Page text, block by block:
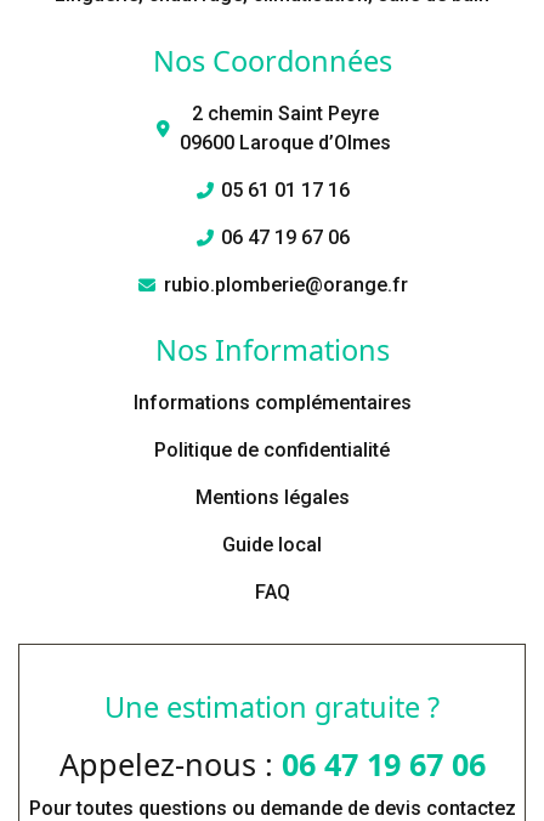
Nos Coordonnées
2 chemin Saint Peyre
09600 Laroque d’Olmes
05 61 01 17 16
06 47 19 67 06
rubio.plomberie@orange.fr
Nos Informations
Informations complémentaires
Politique de confidentialité
Mentions légales
Guide local
FAQ
Une estimation gratuite ?
Appelez-nous : 06 47 19 67 06
Pour toutes questions ou demande de devis contactez